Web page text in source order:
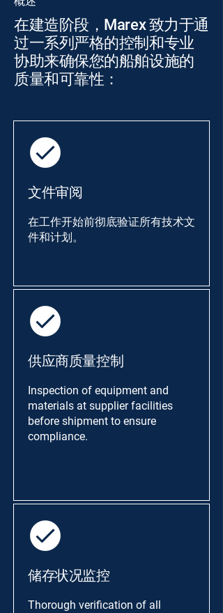
在建造阶段，Marex 致力于通
过一系列严格的控制和专业
协助来确保您的船舶设施的
质量和可靠性：
文件审阅
在工作开始前彻底验证所有技术文
件和计划。
供应商质量控制
Inspection of equipment and
materials at supplier facilities
before shipment to ensure
compliance.
储存状况监控
Thorough verification of all